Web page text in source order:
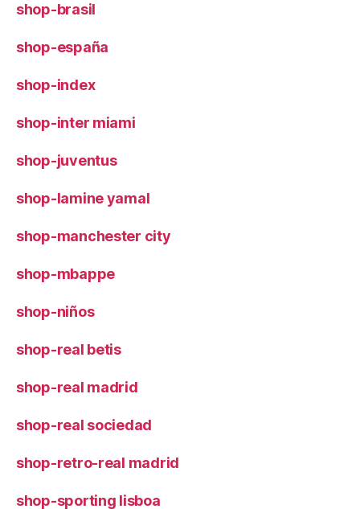
shop-brasil
shop-españa
shop-index
shop-inter miami
shop-juventus
shop-lamine yamal
shop-manchester city
shop-mbappe
shop-niños
shop-real betis
shop-real madrid
shop-real sociedad
shop-retro-real madrid
shop-sporting lisboa